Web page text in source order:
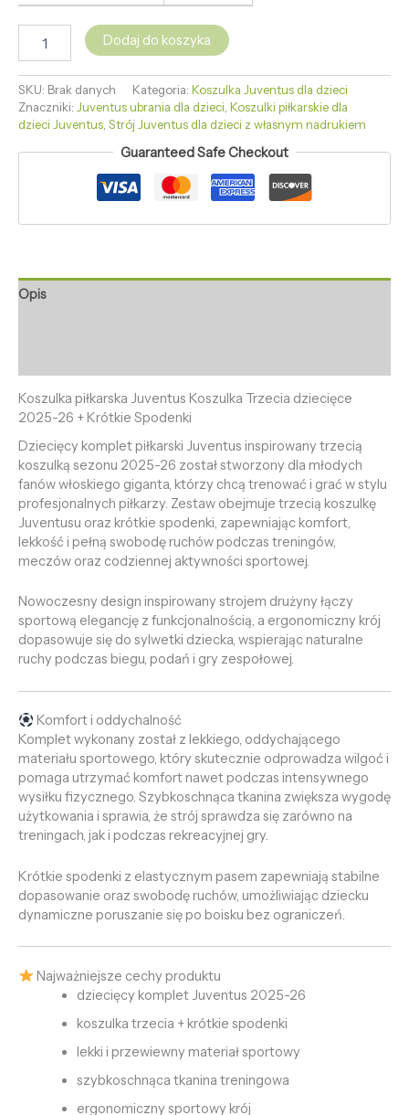
Dodaj do koszyka
SKU: Brak danych Kategoria: Koszulka Juventus dla dzieci
Znaczniki: Juventus ubrania dla dzieci, Koszulki piłkarskie dla
dzieci Juventus, Strój Juventus dla dzieci z własnym nadrukiem
Guaranteed Safe Checkout
Opis
Koszulka piłkarska Juventus Koszulka Trzecia dziecięce
2025-26 + Krótkie Spodenki
Dziecięcy komplet piłkarski Juventus inspirowany trzecią
koszulką sezonu 2025-26 został stworzony dla młodych
fanów włoskiego giganta, którzy chcą trenować i grać w stylu
profesjonalnych piłkarzy. Zestaw obejmuje trzecią koszulkę
Juventusu oraz krótkie spodenki, zapewniając komfort,
lekkość i pełną swobodę ruchów podczas treningów,
meczów oraz codziennej aktywności sportowej.
Nowoczesny design inspirowany strojem drużyny łączy
sportową elegancję z funkcjonalnością, a ergonomiczny krój
dopasowuje się do sylwetki dziecka, wspierając naturalne
ruchy podczas biegu, podań i gry zespołowej.
Komfort i oddychalność
Komplet wykonany został z lekkiego, oddychającego
materiału sportowego, który skutecznie odprowadza wilgoć i
pomaga utrzymać komfort nawet podczas intensywnego
wysiłku fizycznego. Szybkoschnąca tkanina zwiększa wygodę
użytkowania i sprawia, że strój sprawdza się zarówno na
treningach, jak i podczas rekreacyjnej gry.
Krótkie spodenki z elastycznym pasem zapewniają stabilne
dopasowanie oraz swobodę ruchów, umożliwiając dziecku
dynamiczne poruszanie się po boisku bez ograniczeń.
Najważniejsze cechy produktu
dziecięcy komplet Juventus 2025-26
koszulka trzecia + krótkie spodenki
lekki i przewiewny materiał sportowy
szybkoschnąca tkanina treningowa
ergonomiczny sportowy krój